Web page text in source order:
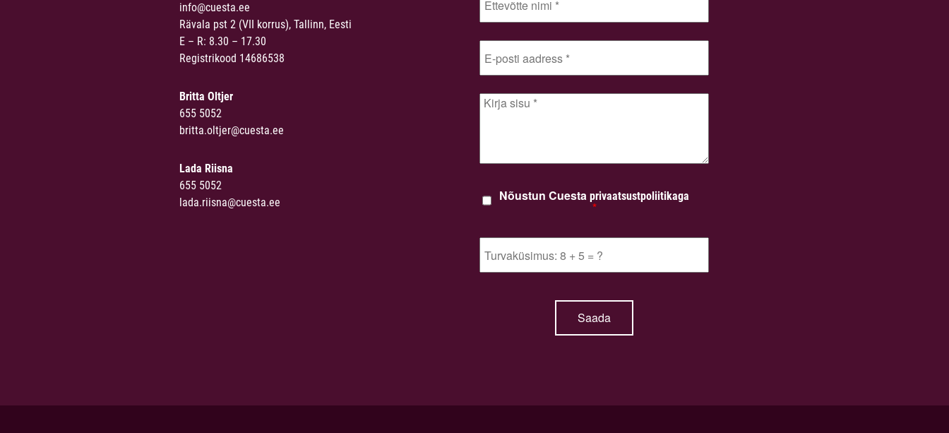
info@cuesta.ee
Rävala pst 2 (VII korrus), Tallinn, Eesti
E – R: 8.30 – 17.30
Registrikood 14686538
Britta Oltjer
655 5052
britta.oltjer@cuesta.ee
Lada Riisna
655 5052
lada.riisna@cuesta.ee
Nõustun Cuestaprivaatsustpoliitikaga
*